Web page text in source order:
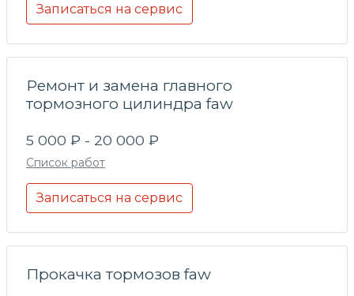
Записаться на сервис
Ремонт и замена главного
тормозного цилиндра faw
5 000 ₽ - 20 000 ₽
Список работ
Записаться на сервис
Прокачка тормозов faw